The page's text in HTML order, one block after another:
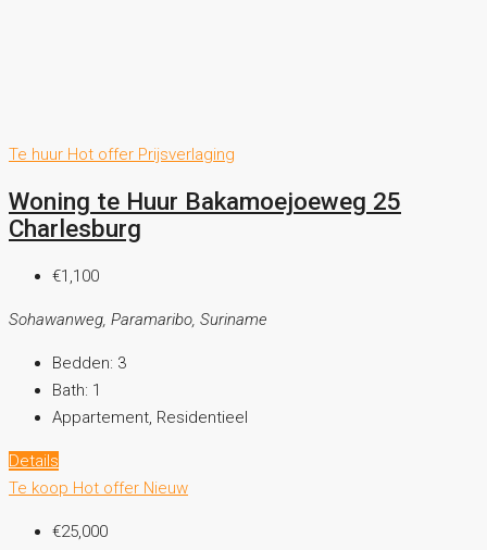
Te huur Hot offer Prijsverlaging
Woning te Huur Bakamoejoeweg 25
Charlesburg
€1,100
Sohawanweg, Paramaribo, Suriname
Bedden: 3
Bath: 1
Appartement, Residentieel
Details
Te koop Hot offer Nieuw
€25,000